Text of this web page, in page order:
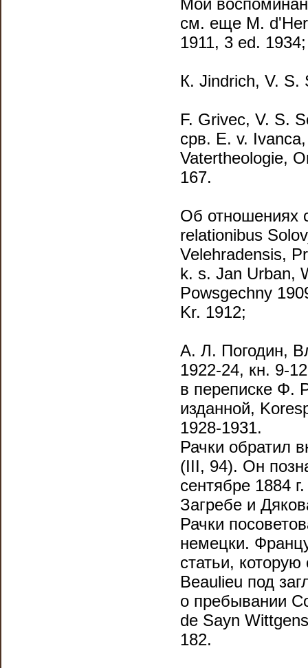
Мои
см. еще М.
1911, 3 ed. 1934;
К. Jindriсh, V. S.
F. Grivec, V. S.
срв. Ε. v.
Vatertheologie,
167.
Об отношениях
relationibus
Velehradensis,
k. s. Jan Urban,
Powsgechny
Kr. 1912;
А. Л. Погодин,
1922-24, кн. 9-
в переписке Φ.
изданной,
1928-1931.
Рачки обратил
(III, 94). Он
сентябре 1884
Загребе и
Рачки
немецки.
статьи,
Beaulieu под
о пребывании
de Sayn
182.